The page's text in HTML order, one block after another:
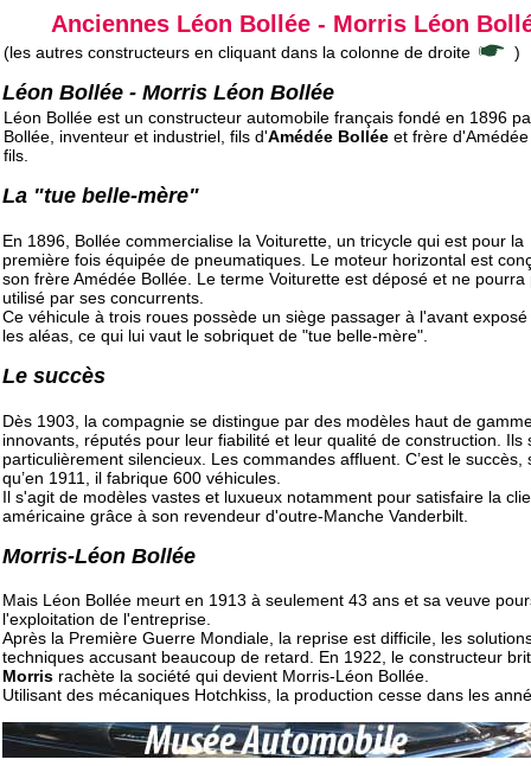
Anciennes Léon Bollée - Morris Léon
(les autres constructeurs en cliquant dans la colonne de droite )
Léon Bollée - Morris Léon Bollée
Léon Bollée est un constructeur automobile français fondé en 1896
Bollée, inventeur et industriel, fils d'Amédée Bollée et frère
fils.
La "tue belle-mère"
En 1896, Bollée commercialise la Voiturette, un tricycle qui est pour la
première fois équipée de pneumatiques. Le moteur horizontal est
son frère Amédée Bollée. Le terme Voiturette est déposé et ne pourra
utilisé par ses concurrents.
Ce véhicule à trois roues possède un siège passager à l'avant
les aléas, ce qui lui vaut le sobriquet de "tue belle-mère".
Le succès
Dès 1903, la compagnie se distingue par des modèles haut de
innovants, réputés pour leur fiabilité et leur qualité de construction. Ils
particulièrement silencieux. Les commandes affluent. C’est le succès,
qu’en 1911, il fabrique 600 véhicules.
Il s'agit de modèles vastes et luxueux notamment pour satisfaire la
américaine grâce à son revendeur d'outre-Manche Vanderbilt.
Morris-Léon Bollée
Mais Léon Bollée meurt en 1913 à seulement 43 ans et sa veuve
l'exploitation de l'entreprise.
Après la Première Guerre Mondiale, la reprise est difficile, les
techniques accusant beaucoup de retard. En 1922, le constructeur
Morris rachète la société qui devient Morris-Léon Bollée.
Utilisant des mécaniques Hotchkiss, la production cesse dans les